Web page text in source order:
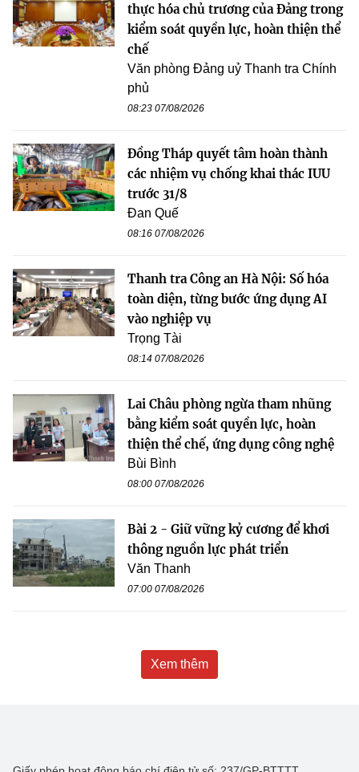
thực hóa chủ trương của Đảng trong
kiểm soát quyền lực, hoàn thiện thể
chế
Văn phòng Đảng uỷ Thanh tra Chính
phủ
08:23 07/08/2026
Đồng Tháp quyết tâm hoàn thành
các nhiệm vụ chống khai thác IUU
trước 31/8
Đan Quế
08:16 07/08/2026
Thanh tra Công an Hà Nội: Số hóa
toàn diện, từng bước ứng dụng AI
vào nghiệp vụ
Trọng Tài
08:14 07/08/2026
Lai Châu phòng ngừa tham nhũng
bằng kiểm soát quyền lực, hoàn
thiện thể chế, ứng dụng công nghệ
Bùi Bình
08:00 07/08/2026
Bài 2 - Giữ vững kỷ cương để khơi
thông nguồn lực phát triển
Văn Thanh
07:00 07/08/2026
Xem thêm